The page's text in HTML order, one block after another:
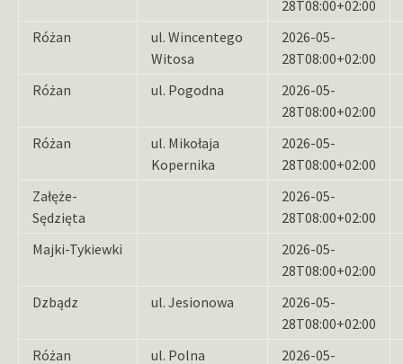
28T08:00+02:00
Różan
ul. Wincentego
Witosa
2026-05-
28T08:00+02:00
Różan
ul. Pogodna
2026-05-
28T08:00+02:00
Różan
ul. Mikołaja
Kopernika
2026-05-
28T08:00+02:00
Załęże-
Sędzięta
2026-05-
28T08:00+02:00
Majki-Tykiewki
2026-05-
28T08:00+02:00
Dzbądz
ul. Jesionowa
2026-05-
28T08:00+02:00
Różan
ul. Polna 2026-05-